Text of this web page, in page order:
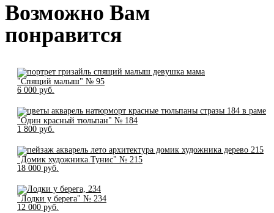
Возможно Вам
понравится
"Спящий малыш" № 95
6 000 pуб.
"Один красный тюльпан" № 184
1 800 pуб.
"Домик художника.Тунис" № 215
18 000 pуб.
"Лодки у берега" № 234
12 000 pуб.